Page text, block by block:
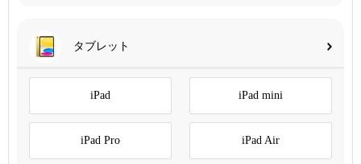
タブレット
iPad iPad mini
iPad Pro iPad Air